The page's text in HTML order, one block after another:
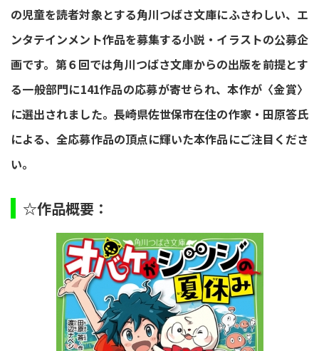
の児童を読者対象とする角川つばさ文庫にふさわしい、エ
ンタテインメント作品を募集する小説・イラストの公募企
画です。第６回では角川つばさ文庫からの出版を前提とす
る一般部門に141作品の応募が寄せられ、本作が〈金賞〉
に選出されました。長崎県佐世保市在住の作家・田原答氏
による、全応募作品の頂点に輝いた本作品にご注目くださ
い。
☆作品概要：